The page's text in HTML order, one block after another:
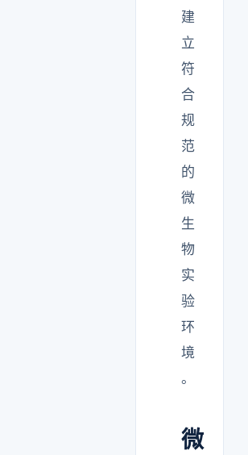
建
立
符
合
规
范
的
微
生
物
实
验
环
境
。
微